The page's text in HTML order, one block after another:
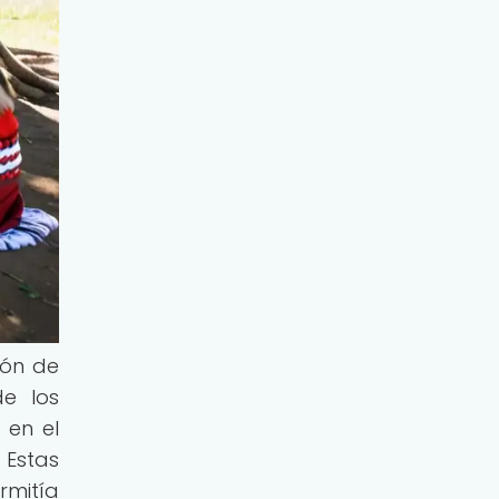
de
los
en el